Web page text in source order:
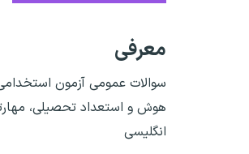
معرفی
انگلیسی